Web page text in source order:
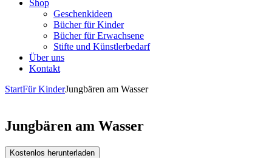
Shop
Geschenkideen
Bücher für Kinder
Bücher für Erwachsene
Stifte und Künstlerbedarf
Über uns
Kontakt
StartFür KinderJungbären am Wasser
Jungbären am Wasser
Kostenlos herunterladen